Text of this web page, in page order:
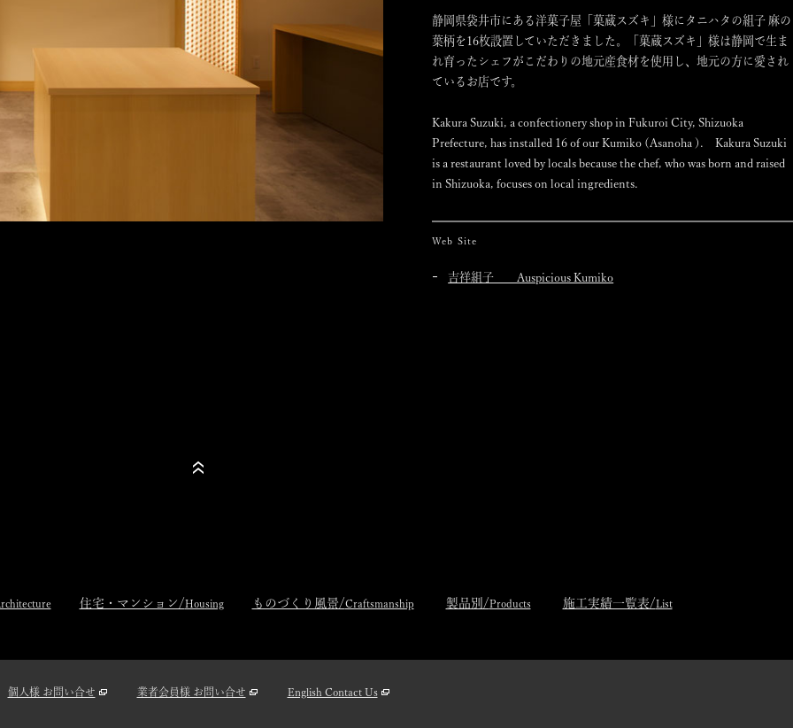
静岡県袋井市にある洋菓子屋「菓蔵スズキ」様にタニハタの組子 麻の
葉柄を16枚設置していただきました。「菓蔵スズキ」様は静岡で生ま
れ育ったシェフがこだわりの地元産食材を使用し、地元の方に愛され
ているお店です。
Kakura Suzuki, a confectionery shop in Fukuroi City, Shizuoka
Prefecture, has installed 16 of our Kumiko (Asanoha ). Kakura Suzuki
is a restaurant loved by locals because the chef, who was born and raised
in Shizuoka, focuses on local ingredients.
Web Site
吉祥組子 Auspicious Kumiko
住宅・マンション/Housing ものづくり風景/Craftsmanship 製品別/Products 施工実績一覧表/List
個人様 お問い合せ 業者会員様 お問い合せ English Contact Us